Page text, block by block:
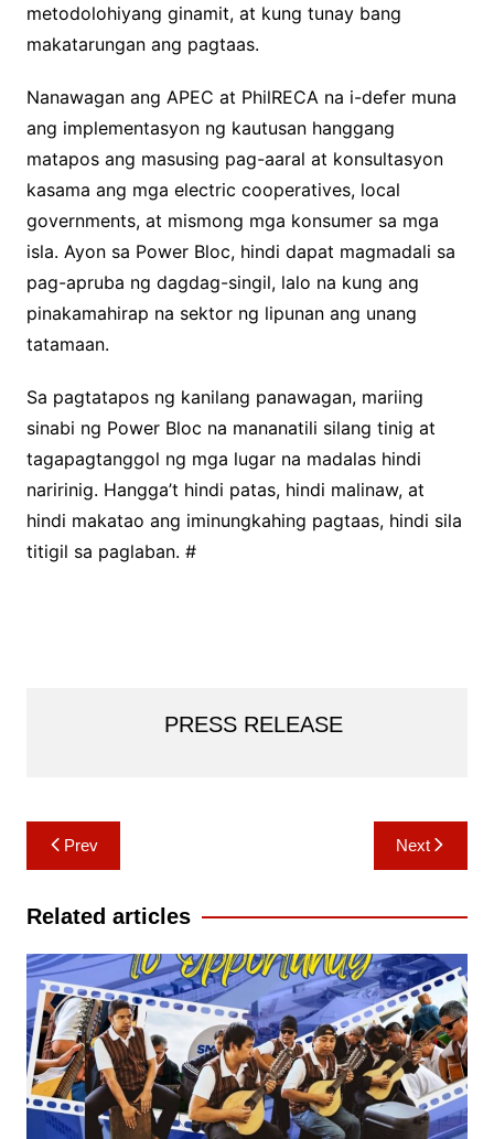
metodolohiyang ginamit, at kung tunay bang
makatarungan ang pagtaas.
Nanawagan ang APEC at PhilRECA na i-defer muna
ang implementasyon ng kautusan hanggang
matapos ang masusing pag-aaral at konsultasyon
kasama ang mga electric cooperatives, local
governments, at mismong mga konsumer sa mga
isla. Ayon sa Power Bloc, hindi dapat magmadali sa
pag-apruba ng dagdag-singil, lalo na kung ang
pinakamahirap na sektor ng lipunan ang unang
tatamaan.
Sa pagtatapos ng kanilang panawagan, mariing
sinabi ng Power Bloc na mananatili silang tinig at
tagapagtanggol ng mga lugar na madalas hindi
naririnig. Hangga’t hindi patas, hindi malinaw, at
hindi makatao ang iminungkahing pagtaas, hindi sila
titigil sa paglaban. #
PRESS RELEASE
Post
navigation
Prev Next
Related articles